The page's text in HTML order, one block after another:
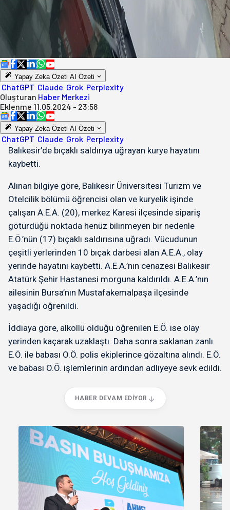
Yapay Zeka Özeti AI Özeti
ChatGPT Claude Grok Perplexity
Oluşturan Haber Merkezi
Eklenme 11.05.2024 - 23:58
Yapay Zeka Özeti AI Özeti
ChatGPT Claude Grok Perplexity
Balıkesir’de bıçaklı saldırıya uğrayan kurye hayatını
kaybetti.
Alınan bilgiye göre, Balıkesir Üniversitesi Turizm ve
Otelcilik bölümü öğrencisi olan ve kuryelik işinde
çalışan A.E.A. (20), merkez Karesi ilçesinde sipariş
götürdüğü noktada henüz bilinmeyen bir nedenle
E.Ö.’nün (17) bıçaklı saldırısına uğradı. Vücudunun
çeşitli yerlerinden 10 bıçak darbesi alan A.E.A., olay
yerinde hayatını kaybetti. A.E.A.’nın cenazesi Balıkesir
Atatürk Şehir Hastanesi morguna kaldırıldı. A.E.A.’nın
ailesinin Bursa’nın Mustafakemalpaşa ilçesinde
yaşadığı öğrenildi.
İddiaya göre, alkollü olduğu öğrenilen E.Ö. ise olay
yerinden kaçarak uzaklaştı. Daha sonra saklanan zanlı
E.Ö. ile babası O.Ö. polis ekiplerince gözaltına alındı. E.Ö.
ve babası O.Ö. işlemlerinin ardından adliyeye sevk edildi.
HABER DEVAM EDIYOR